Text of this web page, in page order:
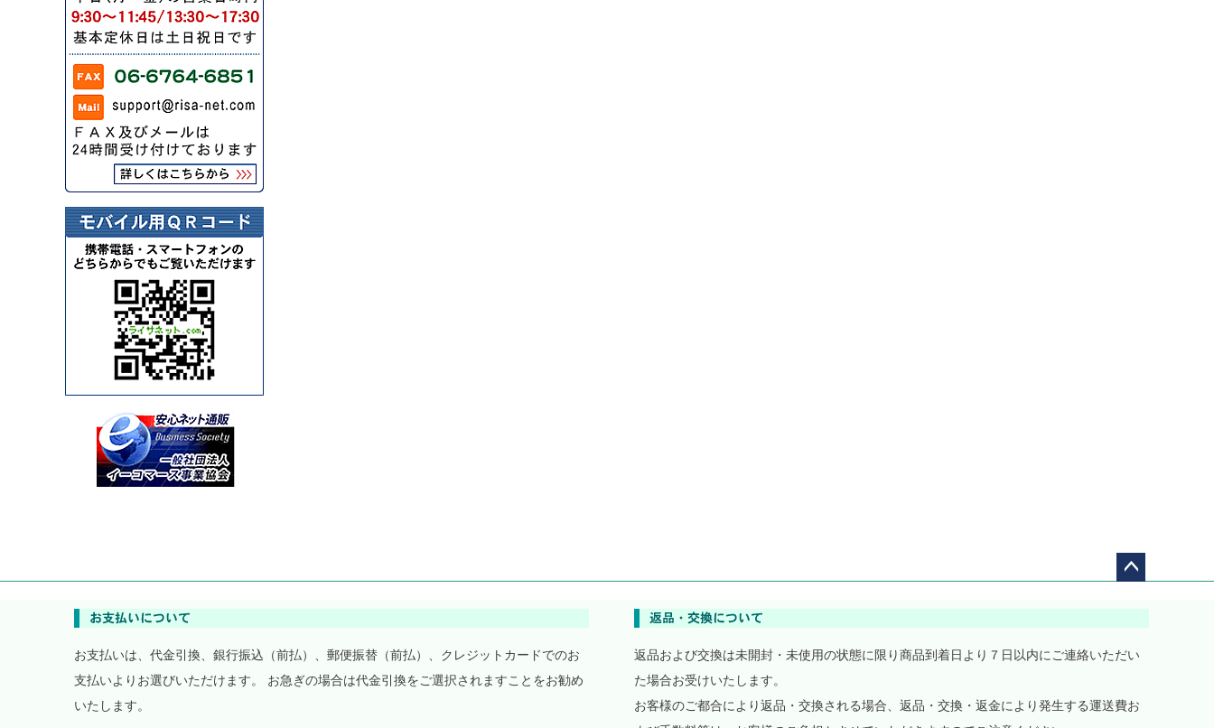
ジト
ップ
へ
お支払いは、代金引換、銀行振込（前払）、郵便振替（前払）、クレジットカードでのお
支払いよりお選びいただけます。 お急ぎの場合は代金引換をご選択されますことをお勧め
いたします。
返品および交換は未開封・未使用の状態に限り商品到着日より７日以内にご連絡いただい
た場合お受けいたします。
お客様のご都合により返品・交換される場合、返品・交換・返金により発生する運送費お